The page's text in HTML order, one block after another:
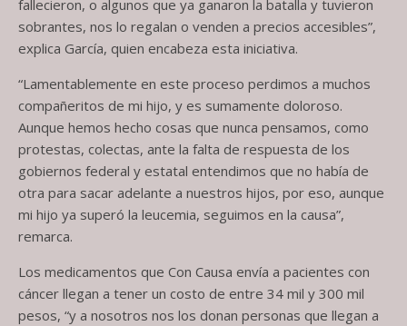
fallecieron, o algunos que ya ganaron la batalla y tuvieron
sobrantes, nos lo regalan o venden a precios accesibles”,
explica García, quien encabeza esta iniciativa.
“Lamentablemente en este proceso perdimos a muchos
compañeritos de mi hijo, y es sumamente doloroso.
Aunque hemos hecho cosas que nunca pensamos, como
protestas, colectas, ante la falta de respuesta de los
gobiernos federal y estatal entendimos que no había de
otra para sacar adelante a nuestros hijos, por eso, aunque
mi hijo ya superó la leucemia, seguimos en la causa”,
remarca.
Los medicamentos que Con Causa envía a pacientes con
cáncer llegan a tener un costo de entre 34 mil y 300 mil
pesos, “y a nosotros nos los donan personas que llegan a